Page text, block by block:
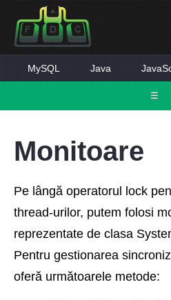
☰
MySQL Java
Monitoare
Pe lângă operatorul lock
thread-urilor, putem folosi
reprezentate de clasa
Pentru gestionarea
oferă următoarele metode: